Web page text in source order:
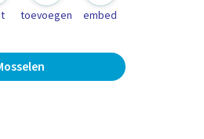
toevoegen embed